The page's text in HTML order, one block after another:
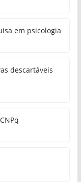
em psicologia
descartáveis